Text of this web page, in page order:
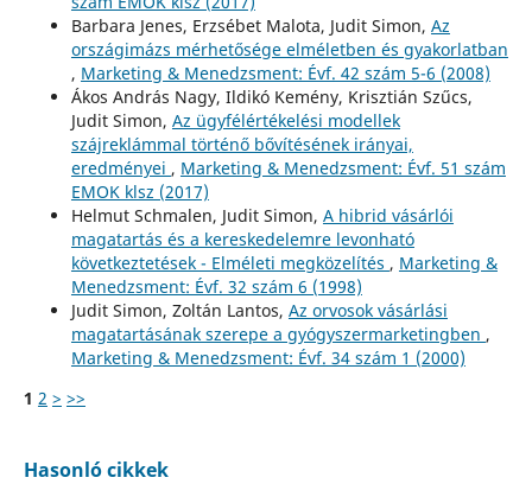
Barbara Jenes, Erzsébet Malota, Judit Simon, Az
országimázs mérhetősége elméletben és gyakorlatban
, Marketing & Menedzsment: Évf. 42 szám 5-6 (2008)
Ákos András Nagy, Ildikó Kemény, Krisztián Szűcs,
Judit Simon, Az ügyfélértékelési modellek
szájreklámmal történő bővítésének irányai,
eredményei , Marketing & Menedzsment: Évf. 51 szám
EMOK klsz (2017)
Helmut Schmalen, Judit Simon, A hibrid vásárlói
magatartás és a kereskedelemre levonható
következtetések - Elméleti megközelítés , Marketing &
Menedzsment: Évf. 32 szám 6 (1998)
Judit Simon, Zoltán Lantos, Az orvosok vásárlási
magatartásának szerepe a gyógyszermarketingben ,
Marketing & Menedzsment: Évf. 34 szám 1 (2000)
1 2 > >>
Hasonló cikkek